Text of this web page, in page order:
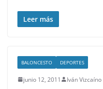
Leer más
BALONCESTO DEPORTES
junio 12, 2011 Iván